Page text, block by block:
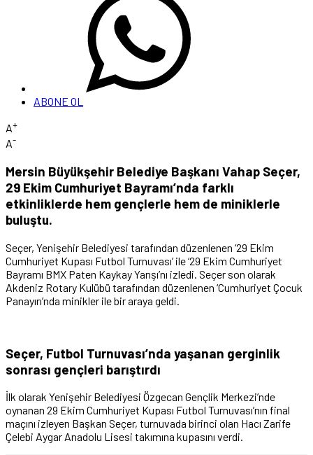
ABONE OL
A+
A-
Mersin Büyükşehir Belediye Başkanı Vahap Seçer,
29 Ekim Cumhuriyet Bayramı’nda farklı
etkinliklerde hem gençlerle hem de miniklerle
buluştu.
Seçer, Yenişehir Belediyesi tarafından düzenlenen ‘29 Ekim
Cumhuriyet Kupası Futbol Turnuvası’ ile ‘29 Ekim Cumhuriyet
Bayramı BMX Paten Kaykay Yarışı’nı izledi. Seçer son olarak
Akdeniz Rotary Kulübü tarafından düzenlenen ‘Cumhuriyet Çocuk
Panayırı’nda minikler ile bir araya geldi.
Seçer, Futbol Turnuvası’nda yaşanan gerginlik
sonrası gençleri barıştırdı
İlk olarak Yenişehir Belediyesi Özgecan Gençlik Merkezi’nde
oynanan 29 Ekim Cumhuriyet Kupası Futbol Turnuvası’nın final
maçını izleyen Başkan Seçer, turnuvada birinci olan Hacı Zarife
Çelebi Aygar Anadolu Lisesi takımına kupasını verdi.